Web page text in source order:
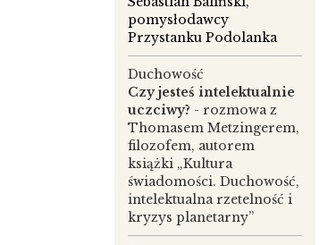
pomysłodawcy
Przystanku Podolanka
Duchowość
Czy jesteś intelektualnie
uczciwy? - rozmowa z
Thomasem Metzingerem,
filozofem, autorem
książki „Kultura
świadomości. Duchowość,
intelektualna rzetelność i
kryzys planetarny”